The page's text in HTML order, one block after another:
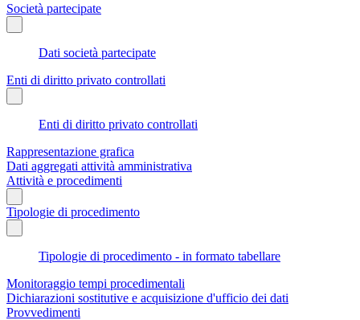
Società partecipate
Dati società partecipate
Enti di diritto privato controllati
Enti di diritto privato controllati
Rappresentazione grafica
Dati aggregati attività amministrativa
Attività e procedimenti
Tipologie di procedimento
Tipologie di procedimento - in formato tabellare
Monitoraggio tempi procedimentali
Dichiarazioni sostitutive e acquisizione d'ufficio dei dati
Provvedimenti